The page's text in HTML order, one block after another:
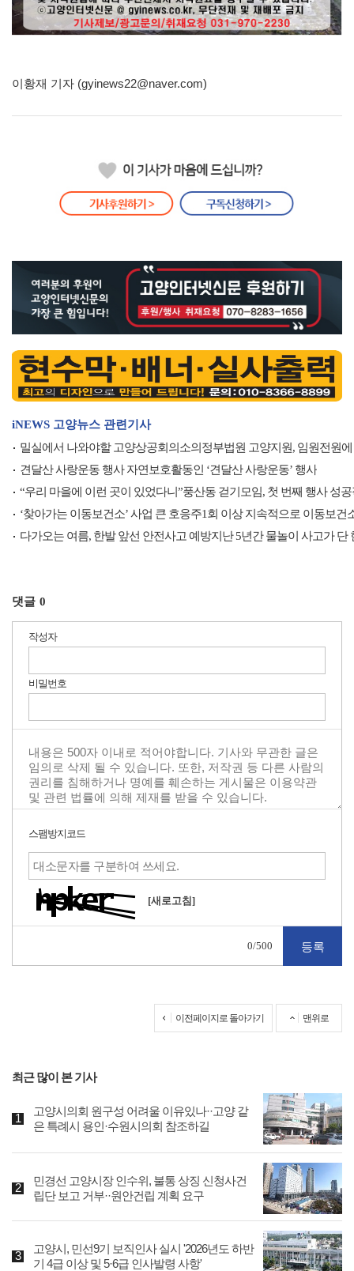
이황재 기자 (gyinews22@naver.com)
iNEWS 고양뉴스 관련기사
밀실에서 나와야할 고양상공회의소의정부법원 고양지원, 임원전원
견달산 사랑운동 행사 자연보호활동인 ‘견달산 사랑운동’ 행사
“우리 마을에 이런 곳이 있었다니”풍산동 걷기모임, 첫 번째 행사 성
‘찾아가는 이동보건소’ 사업 큰 호응주1회 이상 지속적으로 이동보건
다가오는 여름, 한발 앞선 안전사고 예방지난 5년간 물놀이 사고가 단
댓글 0
작성자
비밀번호
스팸방지코드
[새로고침]
0/500
이전페이지로 돌아가기 맨위로
최근 많이 본 기사
고양시의회 원구성 어려울 이유있나··고양 같
은 특례시 용인·수원시의회 참조하길
민경선 고양시장 인수위, 불통 상징 신청사건
립단 보고 거부··원안건립 계획 요구
고양시, 민선9기 보직인사 실시 '2026년도 하반
기 4급 이상 및 5·6급 인사발령 사항'